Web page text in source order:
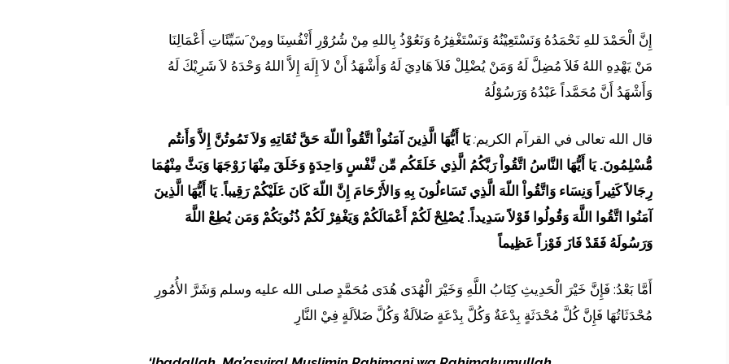
إِنَّ الْحَمْدَ للهِ نَحْمَدُهُ وَنَسْتَعِيْنُهُ وَنَسْتَغْفِرُهُ وَنَعُوْذُ بِاللهِ مِنْ شُرُوْرِ أَنْفُسِنَا ومِنْ َسَيِّئَاتِ أَعْمَالِنَا
مَنْ يَهْدِهِ اللهُ فَلاَ مُضِلَّ لَهُ وَمَنْ يُضْلِلْ فَلاَ هَادِيَ لَهُ وَأَشْهَدُ أَنْ لاَ إِلَهَ إِلاَّ اللهُ وَحْدَهُ لاَ شَرِيْكَ لَهُ
وَأَشْهَدُ أَنَّ مُحَمَّداً عَبْدُهُ وَرَسُوْلُهُ
قال الله تعالى في القرآم الكريم:يَا أَيُّهَا الَّذِينَ آمَنُواْ اتَّقُواْ اللّهَ حَقَّ تُقَاتِهِ وَلاَ تَمُوتُنَّ إِلاَّ وَأَنتُم
مُّسْلِمُونَ. يَا أَيُّهَا النَّاسُ اتَّقُواْ رَبَّكُمُ الَّذِي خَلَقَكُم مِّن نَّفْسٍ وَاحِدَةٍ وَخَلَقَ مِنْهَا زَوْجَهَا وَبَثَّ مِنْهُمَا
رِجَالاً كَثِيراً وَنِسَاء وَاتَّقُواْ اللّهَ الَّذِي تَسَاءلُونَ بِهِ وَالأَرْحَامَ إِنَّ اللّهَ كَانَ عَلَيْكُمْ رَقِيباً. يَا أَيُّهَا الَّذِينَ
آمَنُوا اتَّقُوا اللَّهَ وَقُولُوا قَوْلاً سَدِيداً. يُصْلِحْ لَكُمْ أَعْمَالَكُمْ وَيَغْفِرْ لَكُمْ ذُنُوبَكُمْ وَمَن يُطِعْ اللَّهَ
وَرَسُولَهُ فَقَدْ فَازَ فَوْزاً عَظِيماً
أَمَّا بَعْدُ: فَإِنَّ خَيْرَ الْحَدِيثِ كِتَابُ اللَّهِ وَخَيْرَ الْهُدَى هُدَى مُحَمَّدٍ صلى الله عليه وسلم وَشَرَّ الأُمُورِ
مُحْدَثَاتُهَا فَإِنَّ كُلَّ مُحْدَثَةٍ بِدْعَةٌ وَكُلَّ بِدْعَةٍ ضَلاَلَةٌ وَكُلَّ ضَلاَلَةٍ فِيْ النَّارِ